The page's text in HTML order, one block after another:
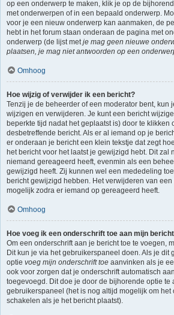
op een onderwerp te maken, klik je op de
met onderwerpen of in een bepaald onderwerp.
voor je een nieuw onderwerp kan aanmaken, de
hebt in het forum staan onderaan de pagina met
onderwerp (de lijst metje mag geen nieuwe
plaatsen, je mag niet antwoorden op een
Omhoog
Hoe wijzig of verwijder ik een bericht?
Tenzij je de beheerder of een moderator bent, kun
wijzigen en verwijderen. Je kunt een bericht
beperkte tijd nadat het geplaatst is) door te klikken
desbetreffende bericht. Als er al iemand op je
er onderaan je bericht een klein tekstje dat zegt
het bericht voor het laatst je gewijzigd hebt. Dit zal
niemand gereageerd heeft, evenmin als een
gewijzigd heeft. Zij kunnen wel een mededeling
bericht gewijzigd hebben. Het verwijderen van
mogelijk zodra er iemand op gereageerd heeft.
Omhoog
Hoe voeg ik een onderschrift toe aan mijn
Om een onderschrift aan je bericht toe te voegen,
Dit kun je via het gebruikerspaneel doen. Als je dit
optie voeg mijn onderschrift toe aanvinken als je
ook voor zorgen dat je onderschrift automatisch
toegevoegd. Dit doe je door de bijhorende optie te
gebruikerspaneel (het is nog altijd mogelijk om het
schakelen als je het bericht plaatst).